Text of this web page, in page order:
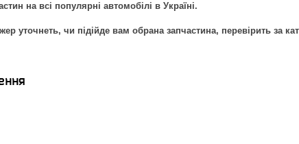
на всі популярні автомобілі в Україні.
уточнеть, чи підійде вам обрана запчастина, перевірить за